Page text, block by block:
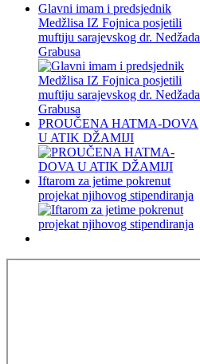
Glavni imam i predsjednik
Medžlisa IZ Fojnica posjetili
muftiju sarajevskog dr. Nedžada
Grabusa
PROUČENA HATMA-DOVA
U ATIK DŽAMIJI
Iftarom za jetime pokrenut
projekat njihovog stipendiranja